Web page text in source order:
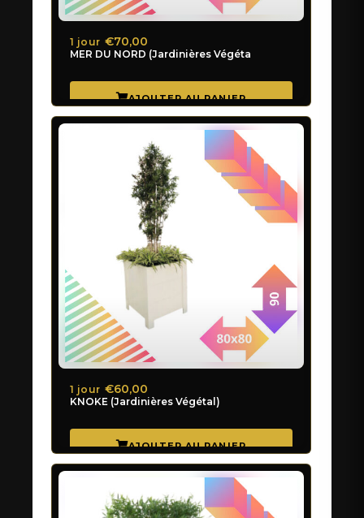
MER DU NORD (Jardinières Végétal)
1 jour €70,00
KNOKE (Jardinières Végétal)
1 jour €60,00